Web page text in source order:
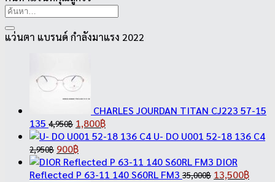
ค้นหา:
แว่นตา แบรนด์ กำลังมาแรง 2022
CHARLES JOURDAN TITAN CJ223 57-15
135 4,950฿ Original
price
was:
4,950฿.
1,800฿Current
price
1,800฿.
U- DO U001 52-18 136 C4
2,950฿ Original
price
was:
900฿Current
price
is:
DIOR
Reflected P 63-11 140 S60RL FM3 35,000฿ Original
13,500฿